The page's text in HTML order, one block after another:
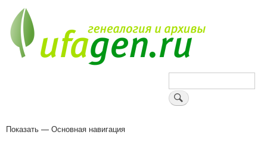
основному
содержанию
Поиск
Основная
Показать — Основная навигация